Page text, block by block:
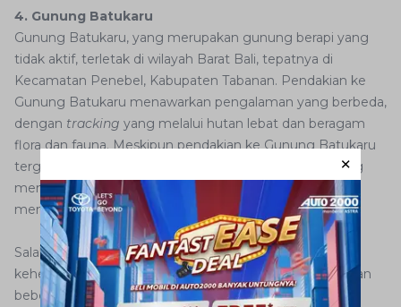
4. Gunung Batukaru
Gunung Batukaru, yang merupakan gunung berapi yang
tidak aktif, terletak di wilayah Barat Bali, tepatnya di
Kecamatan Penebel, Kabupaten Tabanan. Pendakian ke
Gunung Batukaru menawarkan pengalaman yang berbeda,
dengan tracking yang melalui hutan lebat dan beragam
flora dan fauna. Meskipun pendakian ke Gunung Batukaru
tergolong cukup sulit, namun pemandangan alam yang
menakjubkan serta udara yang segar di puncaknya
membuat setiap usaha terbayar dengan sempurna.
Salah satu daya tarik utama Gunung Batukaru adalah
keheningan dan keasrian alamnya. Dibandingkan dengan
beberapa gunung lainnya di Bali yang sering dikunjungi